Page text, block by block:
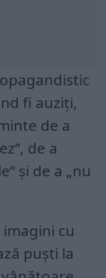
fi auziți,
de a
de a
și de a „nu
cu
puști la